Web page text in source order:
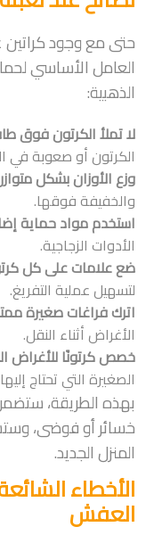
حتى مع وجود كراتين
العامل الأساسي
الذهبية:
لا تملأ الكرتون فوق
الكرتون أو صعوبة في
وزع الأوزان بشكل
والخفيفة فوقها.
استخدم مواد حماية
الأدوات الزجاجية.
ضع علامات على كل
لتسهيل عملية التفريغ.
اترك فراغات صغيرة
الأغراض أثناء النقل.
خصص كرتونًا للأغراض
الصغيرة التي تحتاج
بهذه الطريقة،
خسائر أو فوضى،
المنزل الجديد.
الأخطاء
العفش